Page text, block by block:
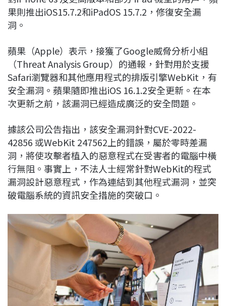
果則推出iOS15.7.2和iPadOS 15.7.2，修復安全漏
洞。
蘋果（Apple）表示，接獲了Google威脅分析小組
（Threat Analysis Group）的通報，針對用於支援
Safari瀏覽器和其他應用程式的排版引擎WebKit，有
安全漏洞。蘋果隨即推出iOS 16.1.2安全更新。在本
次更新之前，該漏洞已經造成廣泛的安全問題。
據該公司公告指出，該安全漏洞針對CVE-2022-
42856 或WebKit 247562上的錯誤，屬於零時差漏
洞，將使攻擊者植入的惡意程式在受害者的電腦中橫
行無阻。事實上，不法人士經常針對WebKit的程式
漏洞設計惡意程式，作為連結到其他程式漏洞，並突
破電腦系統的資訊安全措施的突破口。